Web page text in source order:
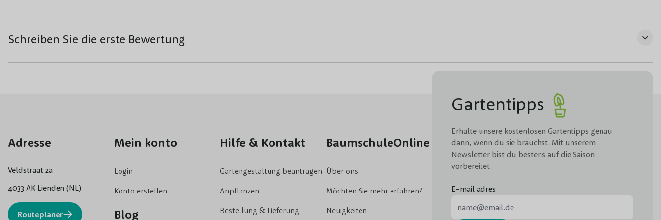
Schreiben Sie die erste Bewertung
Adresse
Veldstraat 2a
4033 AK Lienden (NL)
Routeplaner
Mein konto
Login
Konto erstellen
Blog
Hilfe & Kontakt
Gartengestaltung beantragen
Anpflanzen
Bestellung & Lieferung
BaumschuleOnline
Über ons
Möchten Sie mehr erfahren?
Neuigkeiten
Gartentipps
Erhalte unsere kostenlosen Gartentipps genau
dann, wenn du sie brauchst. Mit unserem
Newsletter bist du bestens auf die Saison
vorbereitet.
E-mail adres